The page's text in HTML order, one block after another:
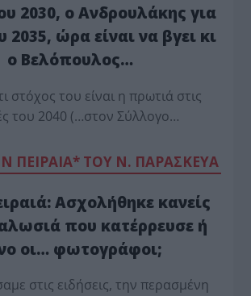
2030, ο Ανδρουλάκης για
2035, ώρα είναι να βγει κι
ο Βελόπουλος…
στόχος του είναι η πρωτιά στις
του 2040 (…στον Σύλλογο…
ΠΕΙΡΑΙΑ* ΤΟΥ Ν. ΠΑΡΑΣΚΕΥΑ
Ασχολήθηκε κανείς
που κατέρρευσε ή
οι… φωτογράφοι;
στις ειδήσεις, την περασμένη